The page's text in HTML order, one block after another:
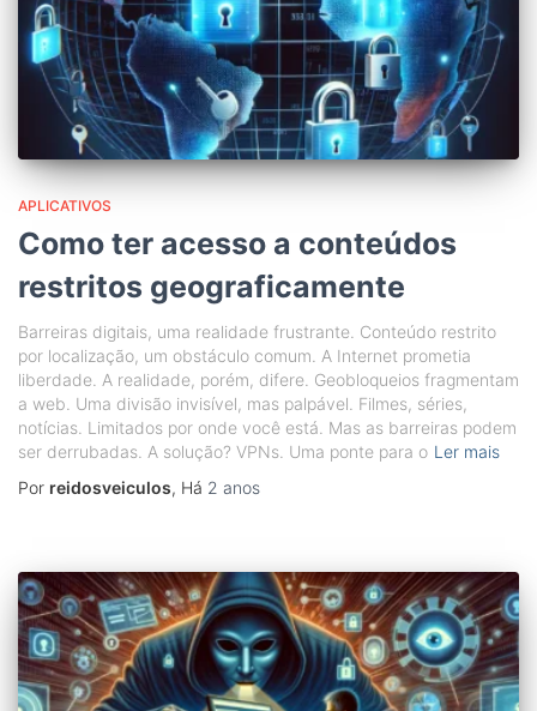
APLICATIVOS
Como ter acesso a conteúdos
restritos geograficamente
Barreiras digitais, uma realidade frustrante. Conteúdo restrito
por localização, um obstáculo comum. A Internet prometia
liberdade. A realidade, porém, difere. Geobloqueios fragmentam
a web. Uma divisão invisível, mas palpável. Filmes, séries,
notícias. Limitados por onde você está. Mas as barreiras podem
ser derrubadas. A solução? VPNs. Uma ponte para o Ler mais
Por reidosveiculos, Há 2 anos